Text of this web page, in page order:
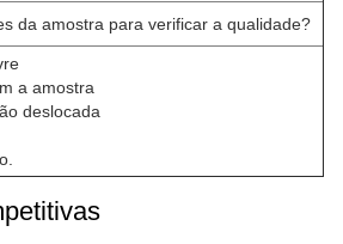
da amostra para verificar a qualidade?
a amostra
deslocada